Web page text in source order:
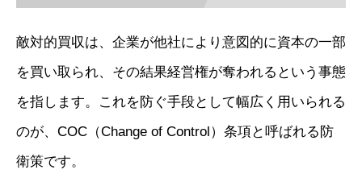
敵対的買収は、企業が他社により意図的に資本の一部
を買い取られ、その結果経営権が奪われるという事態
を指します。これを防ぐ手段として幅広く用いられる
のが、COC（Change of Control）条項と呼ばれる防
衛策です。